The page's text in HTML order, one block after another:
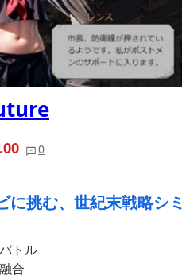
0
に挑む、世紀末戦略シ
トル
合